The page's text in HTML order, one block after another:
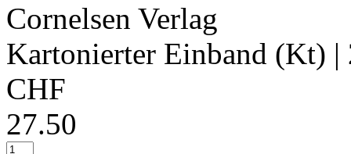
Cornelsen Verlag
Kartonierter Einband (Kt) |
CHF
27.50